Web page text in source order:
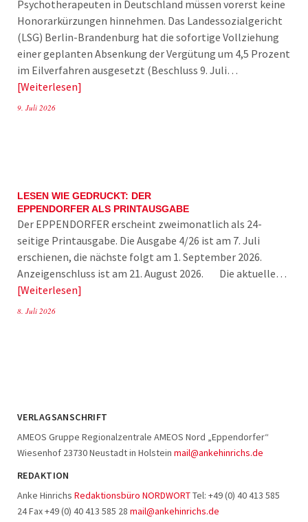
Psychotherapeuten in Deutschland müssen vorerst keine
Honorarkürzungen hinnehmen. Das Landessozialgericht
(LSG) Berlin-Brandenburg hat die sofortige Vollziehung
einer geplanten Absenkung der Vergütung um 4,5 Prozent
im Eilverfahren ausgesetzt (Beschluss 9. Juli…
Weiterlesen
9. Juli 2026
LESEN WIE GEDRUCKT: DER
EPPENDORFER ALS PRINTAUSGABE
Der EPPENDORFER erscheint zweimonatlich als 24-
seitige Printausgabe. Die Ausgabe 4/26 ist am 7. Juli
erschienen, die nächste folgt am 1. September 2026.
Anzeigenschluss ist am 21. August 2026. Die aktuelle…
Weiterlesen
8. Juli 2026
VERLAGSANSCHRIFT
AMEOS Gruppe Regionalzentrale AMEOS Nord „Eppendorfer“
Wiesenhof 23730 Neustadt in Holstein mail@ankehinrichs.de
REDAKTION
Anke Hinrichs Redaktionsbüro NORDWORTTel: +49 (0) 40 413 585
24 Fax +49 (0) 40 413 585 28 mail@ankehinrichs.de